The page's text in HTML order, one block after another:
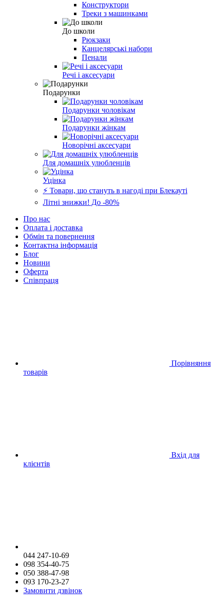
Конструктори
Треки з машинками
До школи
Рюкзаки
Канцелярські набори
Пенали
Речі і аксесуари
Подарунки
Подарунки чоловікам
Подарунки жінкам
Новорічні аксесуари
Для домашніх улюбленців
Уцінка
⚡️ Товари, що стануть в нагоді при Блекауті
Літні знижки! До -80%
Про нас
Оплата і доставка
Обмін та повернення
Контактна інформація
Блог
Новини
Оферта
Співпраця
Порівняння
товарів
Вхід для
клієнтів
044 247-10-69
098 354-40-75
050 388-47-98
093 170-23-27
Замовити дзвінок